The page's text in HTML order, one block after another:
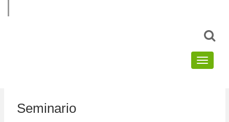
Seminario